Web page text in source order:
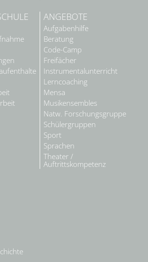
ANGEBOTE
Aufgabenhilfe
Beratung
Code-Camp
Freifächer
Instrumentalunterricht
Lerncoaching
Mensa
Musikensembles
Natw. Forschungsgruppe
Schülergruppen
Sport
Sprachen
Theater /
Auftrittskompetenz